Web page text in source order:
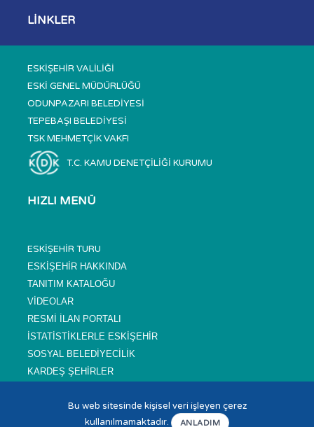
Bu web sitesinde kişisel veri işleyen çerez
kullanılmamaktadır.
ANLADIM
LİNKLER
ESKİŞEHİR VALİLİĞİ
ESKİ GENEL MÜDÜRLÜĞÜ
ODUNPAZARI BELEDİYESİ
TEPEBAŞI BELEDİYESİ
TSK MEHMETÇİK VAKFI
T.C. KAMU DENETÇİLİĞİ KURUMU
HIZLI MENÜ
ESKİŞEHİR TURU
ESKİŞEHİR HAKKINDA
TANITIM KATALOĞU
VİDEOLAR
RESMİ İLAN PORTALI
İSTATİSTİKLERLE ESKİŞEHİR
SOSYAL BELEDİYECİLİK
KARDEŞ ŞEHİRLER
NÖBETÇİ ECZANELER
SİTE HARİTASI